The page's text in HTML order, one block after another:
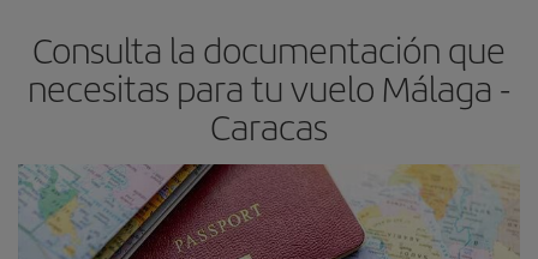
Consulta la documentación que
necesitas para tu vuelo Málaga -
Caracas